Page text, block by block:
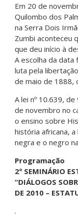
Em 20 de
Quilombo dos
na Serra Dois
Zumbi aconteceu
que deu início à
A escolha da data
luta pela
de maio de 1888,
A lei nº 10.639,
de novembro no
o ensino sobre
história africana,
negra e o negro
Programação
2º SEMINÁRIO
“DIÁLOGOS
DE 2010 –
.